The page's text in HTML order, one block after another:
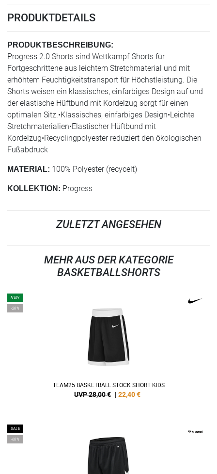
PRODUKTDETAILS
PRODUKTBESCHREIBUNG:
Progress 2.0 Shorts sind Wettkampf-Shorts für
Fortgeschrittene aus leichtem Stretchmaterial und mit
erhöhtem Feuchtigkeitstransport für Höchstleistung. Die
Shorts weisen ein klassisches, einfarbiges Design auf und
der elastische Hüftbund mit Kordelzug sorgt für einen
optimalen Sitz.•Klassisches, einfarbiges Design•Leichte
Stretchmaterialien•Elastischer Hüftbund mit
Kordelzug•Recyclingpolyester reduziert den ökologischen
Fußabdruck
MATERIAL: 100% Polyester (recycelt)
KOLLEKTION: Progress
ZULETZT ANGESEHEN
MEHR AUS DER KATEGORIE
BASKETBALLSHORTS
NEW
-20%
TEAM25 BASKETBALL STOCK SHORT KIDS
UVP 28,00 € | 22,40€
SALE
-60%